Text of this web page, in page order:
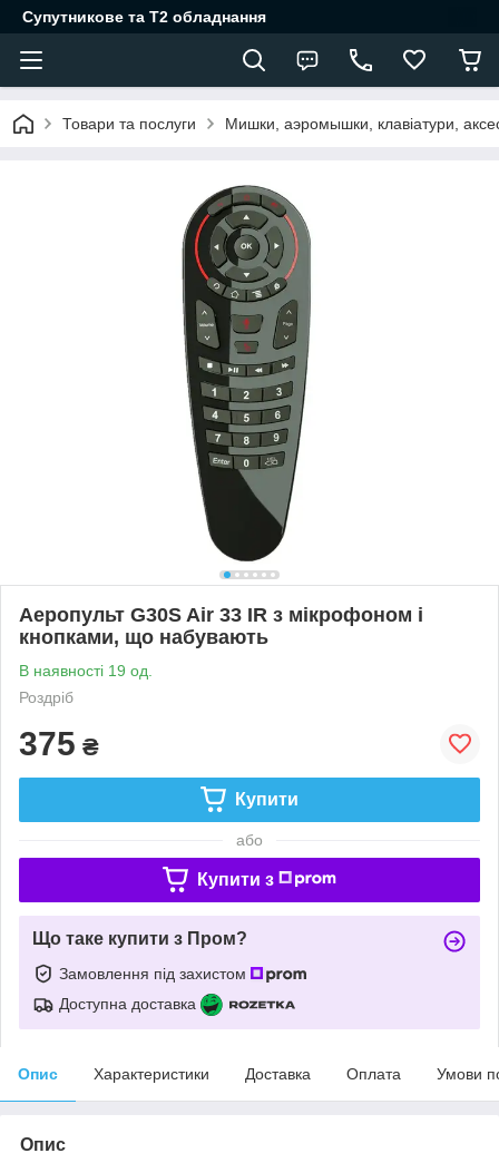
Супутникове та Т2 обладнання
Товари та послуги Мишки, аэромышки, клавіатури,
Аеропульт G30S Air 33 IR з мікрофоном і
кнопками, що набувають
В наявності 19 од.
Роздріб
375 ₴
Купити
або
Купити з
Що таке купити з Пром?
Замовлення під захистом
Доступна доставка
Опис Характеристики Доставка Оплата Умови
Опис